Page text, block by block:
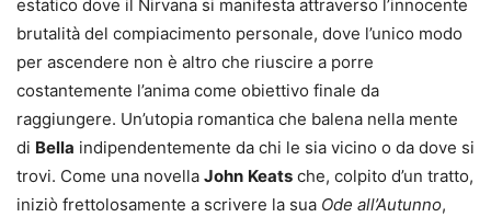
estatico dove il Nirvana si manifesta attraverso l’innocente
brutalità del compiacimento personale, dove l’unico modo
per ascendere non è altro che riuscire a porre
costantemente l’anima come obiettivo finale da
raggiungere. Un’utopia romantica che balena nella mente
di Bella indipendentemente da chi le sia vicino o da dove si
trovi. Come una novella John Keats che, colpito d’un tratto,
iniziò frettolosamente a scrivere la sua Ode all’Autunno,